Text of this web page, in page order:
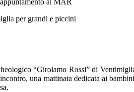
per grandi e piccini
“Girolamo Rossi” di
una mattinata dedicata ai